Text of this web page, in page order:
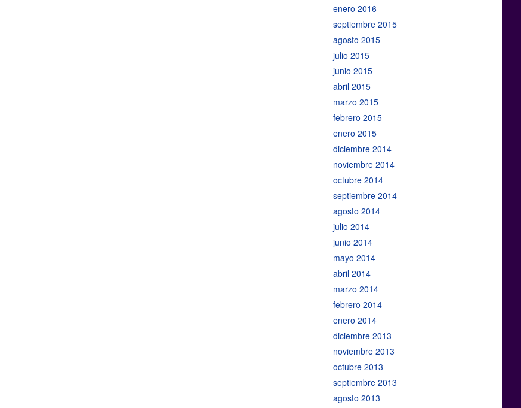
enero 2016
septiembre 2015
agosto 2015
julio 2015
junio 2015
abril 2015
marzo 2015
febrero 2015
enero 2015
diciembre 2014
noviembre 2014
octubre 2014
septiembre 2014
agosto 2014
julio 2014
junio 2014
mayo 2014
abril 2014
marzo 2014
febrero 2014
enero 2014
diciembre 2013
noviembre 2013
octubre 2013
septiembre 2013
agosto 2013